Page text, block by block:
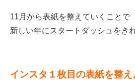
11月から表紙を整えていくことで
新しい年にスタートダッシュをき
インスタ１枚目の表紙を整え